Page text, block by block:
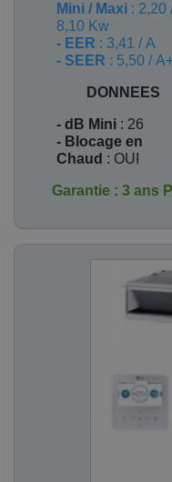
Mini / Maxi : 2,20
8,10 Kw
- EER : 3,41 / A
- SEER : 5,50 /
DONNEES
- dB Mini : 26
- Blocage en
Chaud : OUI
Garantie : 3 ans